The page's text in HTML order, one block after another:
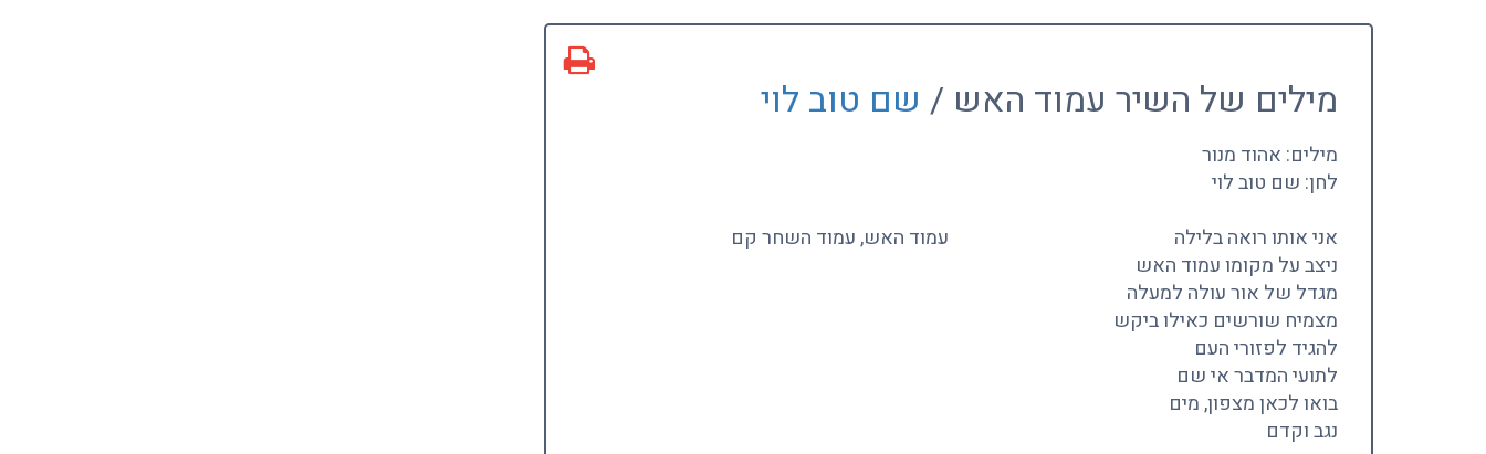
מילים של השיר עמוד האש / שם טוב לוי
מילים: אהוד מנור
לחן: שם טוב לוי
אני אותו רואה בלילה
ניצב על מקומו עמוד האש
מגדל של אור עולה למעלה
מצמיח שורשים כאילו ביקש
להגיד לפזורי העם
לתועי המדבר אי שם
בואו לכאן מצפון, מים
נגב וקדם
עמוד האש, עמוד השחר קם